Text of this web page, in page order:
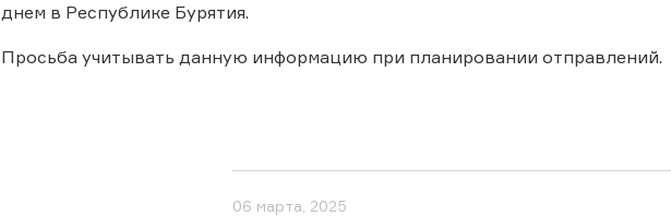
днем в Республике Бурятия.
Просьба учитывать данную информацию при планировании отправлений.
06 марта, 2025